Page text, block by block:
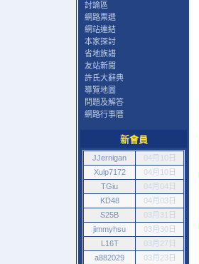
討論區
網路票選
網站連結
本家探討
省地族譜
友站新聞
許氏大辭典
導覽地圖
問題及解答
網路行事曆
新會員
JJernigan
04月10日
Xulp7172
04月10日
TGiu
04月04日
KD48
04月03日
S25B
03月31日
jimmyhsu
03月30日
L16T
03月27日
a882029
03月23日